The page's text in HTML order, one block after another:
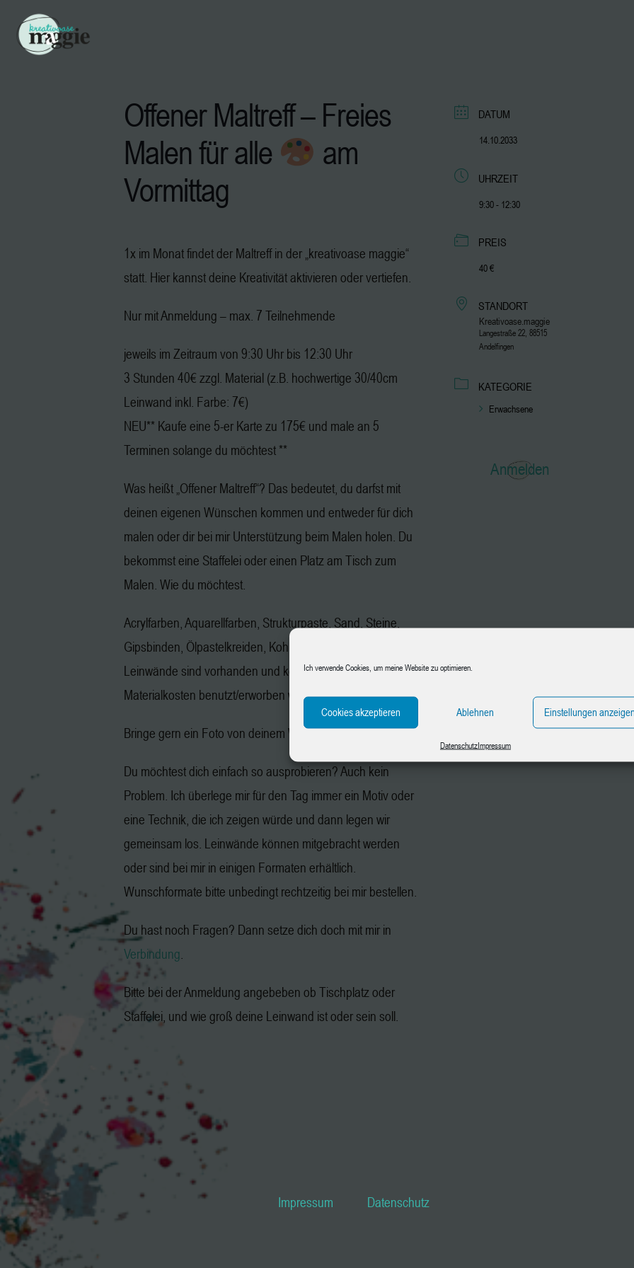
Ich verwende Cookies, um meine Website zu optimieren.
Cookies akzeptieren Ablehnen Einstellungen
DatenschutzImpressum
Offener Maltreff – Freies
Malen für alle
am
Vormittag
1x im Monat findet der Maltreff in der „kreativoase maggie“
statt. Hier kannst deine Kreativität aktivieren oder vertiefen.
Nur mit Anmeldung – max. 7 Teilnehmende
jeweils im Zeitraum von 9:30 Uhr bis 12:30 Uhr
3 Stunden 40€ zzgl. Material (z.B. hochwertige 30/40cm
Leinwand inkl. Farbe: 7€)
NEU** Kaufe eine 5-er Karte zu 175€ und male an 5
Terminen solange du möchtest **
Was heißt „Offener Maltreff“? Das bedeutet, du darfst mit
deinen eigenen Wünschen kommen und entweder für dich
malen oder dir bei mir Unterstützung beim Malen holen. Du
bekommst eine Staffelei oder einen Platz am Tisch zum
Malen. Wie du möchtest.
Acrylfarben, Aquarellfarben, Strukturpaste, Sand, Steine,
Gipsbinden, Ölpastelkreiden, Kohle, Graphit, Papier und
Leinwände sind vorhanden und können gegen
Materialkosten benutzt/erworben werden.
Bringe gern ein Foto von deinem Wunschmotiv mit.
Du möchtest dich einfach so ausprobieren? Auch kein
Problem. Ich überlege mir für den Tag immer ein Motiv oder
eine Technik, die ich zeigen würde und dann legen wir
gemeinsam los. Leinwände können mitgebracht werden
oder sind bei mir in einigen Formaten erhältlich.
Wunschformate bitte unbedingt rechtzeitig bei mir bestellen.
Du hast noch Fragen? Dann setze dich doch mit mir in
Verbindung
Bitte bei der Anmeldung angebeben ob Tischplatz oder
Staffelei, und wie groß deine Leinwand ist oder sein soll.
DATUM
14.10.2033
UHRZEIT
9:30 - 12:30
PREIS
40 €
STANDORT
Kreativoase.maggie
Langestraße 22, 88515
Andelfingen
KATEGORIE
Erwachsene
Anmelden
Impressum Datenschutz